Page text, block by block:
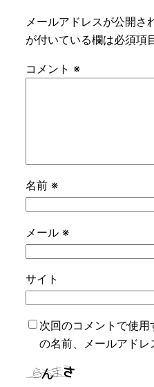
メールアドレスが公開さ
が付いている欄は必須項
コメント ※
名前 ※
メール ※
サイト
次回のコメントで使
の名前、メールアドレ